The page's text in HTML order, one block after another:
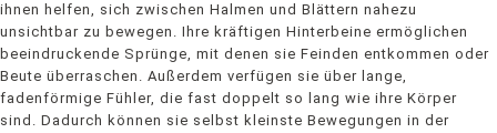
ihnen helfen, sich zwischen Halmen und Blättern nahezu
unsichtbar zu bewegen. Ihre kräftigen Hinterbeine ermöglichen
beeindruckende Sprünge, mit denen sie Feinden entkommen oder
Beute überraschen. Außerdem verfügen sie über lange,
fadenförmige Fühler, die fast doppelt so lang wie ihre Körper
sind. Dadurch können sie selbst kleinste Bewegungen in der